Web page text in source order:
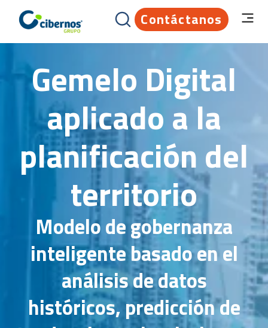
Contáctanos
Gemelo Digital
aplicado a la
planificación del
territorio
Modelo de gobernanza
inteligente basado en el
análisis de datos
históricos, predicción de